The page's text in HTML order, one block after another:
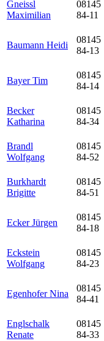
Gneissl
Maximilian
08145
84-11
Baumann Heidi
08145
84-13
Bayer Tim
08145
84-14
Becker
Katharina
08145
84-34
Brandl
Wolfgang
08145
84-52
Burkhardt
Brigitte
08145
84-51
Ecker Jürgen
08145
84-18
Eckstein
Wolfgang
08145
84-23
Egenhofer Nina
08145
84-41
Englschalk
Renate
08145
84-33